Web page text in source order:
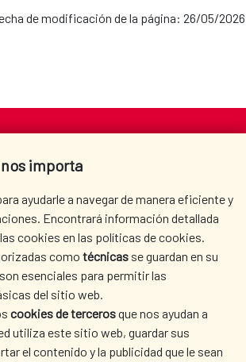
de modificación de la página: 26/05/2026
importa
ayudarle a navegar de manera eficiente y
Encontrará información detallada
cookies en las políticas de cookies.
como técnicas se guardan en su
esenciales para permitir las
del sitio web.
cookies de tercerosque nos ayudan a
utiliza este sitio web, guardar sus
el contenido y la publicidad que le sean
- 28040 Madrid
DÓNDE COOPERAMOS
SALA DE PRENSA
BIBLIOTECA